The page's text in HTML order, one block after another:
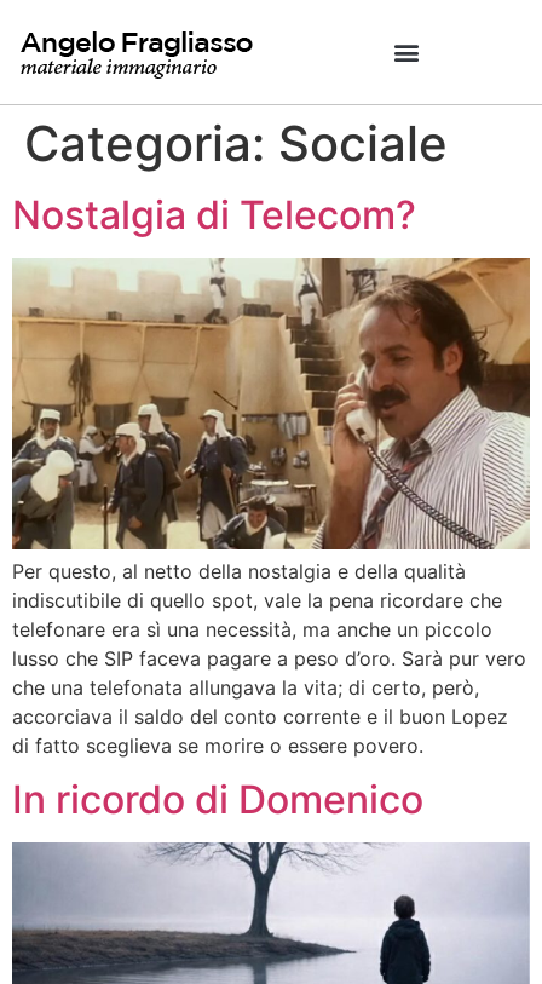
Categoria: Sociale
Nostalgia di Telecom?
Per questo, al netto della nostalgia e della qualità
indiscutibile di quello spot, vale la pena ricordare che
telefonare era sì una necessità, ma anche un piccolo
lusso che SIP faceva pagare a peso d’oro. Sarà pur vero
che una telefonata allungava la vita; di certo, però,
accorciava il saldo del conto corrente e il buon Lopez
di fatto sceglieva se morire o essere povero.
In ricordo di Domenico